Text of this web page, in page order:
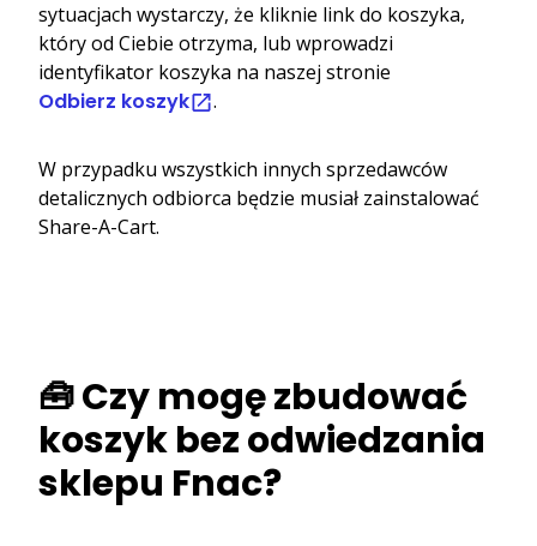
sytuacjach wystarczy, że kliknie link do koszyka,
który od Ciebie otrzyma, lub wprowadzi
identyfikator koszyka na naszej stronie
Odbierz koszyk .
W przypadku wszystkich innych sprzedawców
detalicznych odbiorca będzie musiał zainstalować
Share-A-Cart.
🧰 Czy mogę zbudować
koszyk bez odwiedzania
sklepu Fnac?